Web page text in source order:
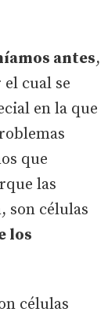
antes,
cual se
en la que
que
las
son células
los
células